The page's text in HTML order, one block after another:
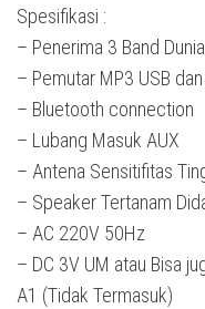
Spesifikasi :
– Penerima 3 Band
– Pemutar MP3 USB
– Bluetooth connection
– Lubang Masuk AUX
– Antena Sensitifitas
– Speaker Tertanam
– AC 220V 50Hz
– DC 3V UM atau Bisa
A1 (Tidak Termasuk)